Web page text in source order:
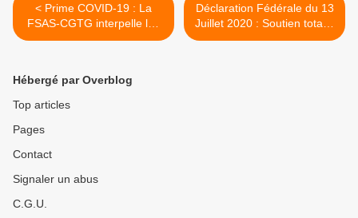
< Prime COVID-19 : La
FSAS-CGTG interpelle les
Directions des Hôpitaux et
Déclaration Fédérale du 13
Juillet 2020 : Soutien total à
nos camarades de l'Energie
Hébergé par Overblog
Top articles
Pages
Contact
Signaler un abus
C.G.U.